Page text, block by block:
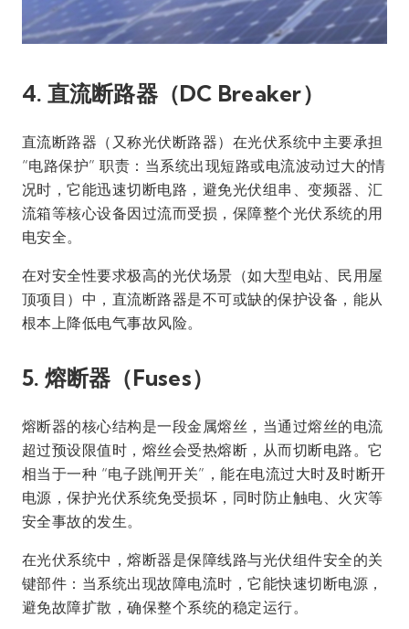
4. 直流断路器（DC Breaker）
直流断路器（又称光伏断路器）在光伏系统中主要承担
“电路保护” 职责：当系统出现短路或电流波动过大的情
况时，它能迅速切断电路，避免光伏组串、变频器、汇
流箱等核心设备因过流而受损，保障整个光伏系统的用
电安全。
在对安全性要求极高的光伏场景（如大型电站、民用屋
顶项目）中，直流断路器是不可或缺的保护设备，能从
根本上降低电气事故风险。
5. 熔断器（Fuses）
熔断器的核心结构是一段金属熔丝，当通过熔丝的电流
超过预设限值时，熔丝会受热熔断，从而切断电路。它
相当于一种 “电子跳闸开关”，能在电流过大时及时断开
电源，保护光伏系统免受损坏，同时防止触电、火灾等
安全事故的发生。
在光伏系统中，熔断器是保障线路与光伏组件安全的关
键部件：当系统出现故障电流时，它能快速切断电源，
避免故障扩散，确保整个系统的稳定运行。